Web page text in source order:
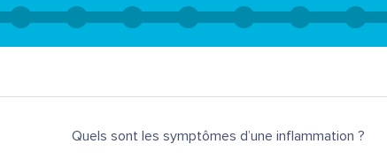
Quels sont les symptômes d’une inflammation ?